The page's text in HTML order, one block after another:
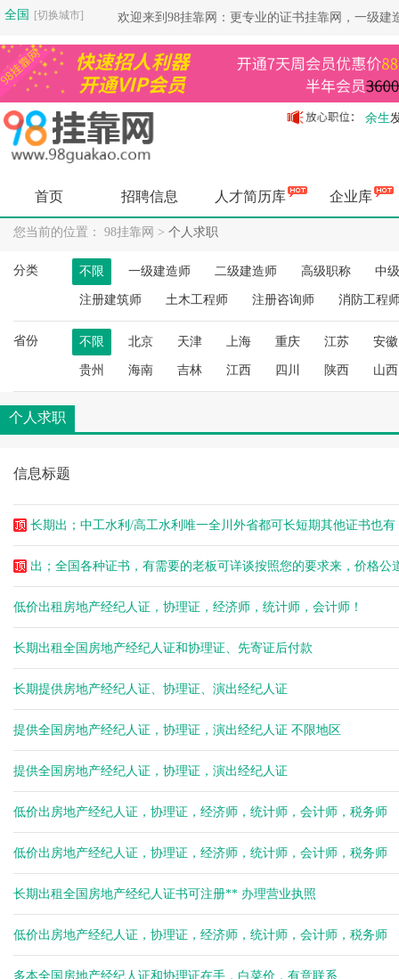
全国 [切换城市] 欢迎来到98挂靠网：更专业的证书挂靠网，一级建
余生
余生
余生
杨健
杨健
空城
杨健
空城
空城
空城
空城
空城
空城
杨健
余生
余生
余生
首页 招聘信息 人才简历库 企业库
您当前的位置： 98挂靠网 > 个人求职
分类 不限 一级建造师 二级建造师 高级职称 中
注册建筑师 土木工程师 注册咨询师 消防工程
省份 不限 北京 天津 上海 重庆 江苏 安徽
贵州 海南 吉林 江西 四川 陕西 山西
个人求职
信息标题
长期出；中工水利/高工水利唯一全川外省都可长短期其他证书也有
出；全国各种证书，有需要的老板可详谈按照您的要求来，价格公
低价出租房地产经纪人证，协理证，经济师，统计师，会计师！
长期出租全国房地产经纪人证和协理证、先寄证后付款
长期提供房地产经纪人证、协理证、演出经纪人证
提供全国房地产经纪人证，协理证，演出经纪人证 不限地区
提供全国房地产经纪人证，协理证，演出经纪人证
低价出房地产经纪人证，协理证，经济师，统计师，会计师，税务师
低价出房地产经纪人证，协理证，经济师，统计师，会计师，税务师
长期出租全国房地产经纪人证书可注册** 办理营业执照
低价出房地产经纪人证，协理证，经济师，统计师，会计师，税务师
多本全国房地产经纪人证和协理证在手，白菜价，有意联系